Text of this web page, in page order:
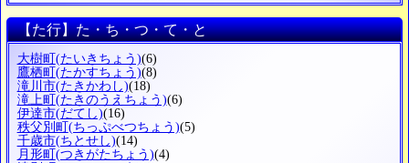
【た行】た・ち・つ・て・と
大樹町(たいきちょう)(6)
鷹栖町(たかすちょう)(8)
滝川市(たきかわし)(18)
滝上町(たきのうえちょう)(6)
伊達市(だてし)(16)
秩父別町(ちっぷべつちょう)(5)
千歳市(ちとせし)(14)
月形町(つきがたちょう)(4)